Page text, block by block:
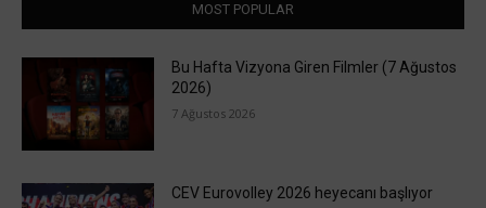
MOST POPULAR
Bu Hafta Vizyona Giren Filmler (7 Ağustos
2026)
7 Ağustos 2026
CEV Eurovolley 2026 heyecanı başlıyor